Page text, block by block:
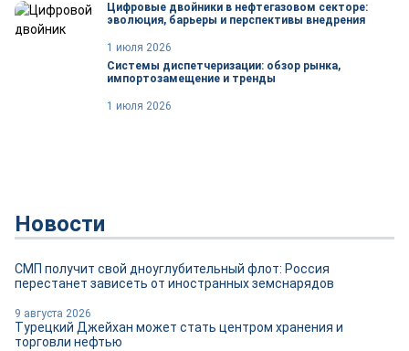
Цифровые двойники в нефтегазовом секторе:
эволюция, барьеры и перспективы внедрения
1 июля 2026
Системы диспетчеризации: обзор рынка,
импортозамещение и тренды
1 июля 2026
Новости
СМП получит свой дноуглубительный флот: Россия
перестанет зависеть от иностранных земснарядов
9 августа 2026
Турецкий Джейхан может стать центром хранения и
торговли нефтью